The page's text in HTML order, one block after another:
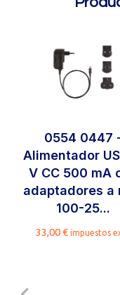
0554 0447
Alimentador
V CC 500 mA
adaptadores a
100-25...
33,00€ impuestos